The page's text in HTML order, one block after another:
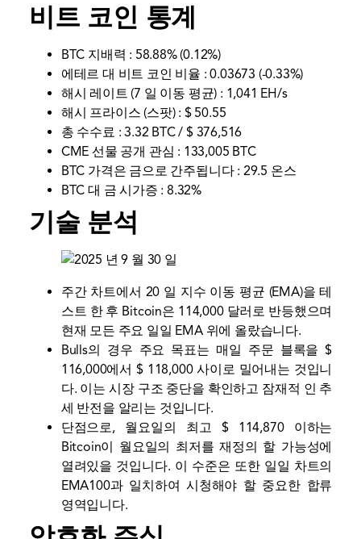
비트 코인 통계
BTC 지배력 : 58.88% (0.12%)
에테르 대 비트 코인 비율 : 0.03673 (-0.33%)
해시 레이트 (7 일 이동 평균) : 1,041 EH/s
해시 프라이스 (스팟) : $ 50.55
총 수수료 : 3.32 BTC / $ 376,516
CME 선물 공개 관심 : 133,005 BTC
BTC 가격은 금으로 간주됩니다 : 29.5 온스
BTC 대 금 시가증 : 8.32%
기술 분석
주간 차트에서 20 일 지수 이동 평균 (EMA)을 테
스트 한 후 Bitcoin은 114,000 달러로 반등했으며
현재 모든 주요 일일 EMA 위에 올랐습니다.
Bulls의 경우 주요 목표는 매일 주문 블록을 $
116,000에서 $ 118,000 사이로 밀어내는 것입니
다. 이는 시장 구조 중단을 확인하고 잠재적 인 추
세 반전을 알리는 것입니다.
단점으로, 월요일의 최고 $ 114,870 이하는
Bitcoin이 월요일의 최저를 재정의 할 가능성에
열려있을 것입니다. 이 수준은 또한 일일 차트의
EMA100과 일치하여 시청해야 할 중요한 합류
영역입니다.